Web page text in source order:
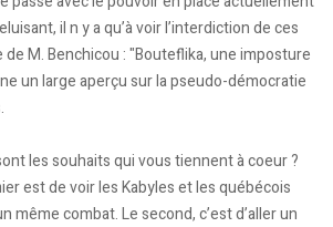
il n y a qu’à voir l’interdiction de ces
M. Benchicou : "Bouteflika, une imposture
un large aperçu sur la pseudo-démocratie
les souhaits qui vous tiennent à coeur ?
est de voir les Kabyles et les québécois
même combat. Le second, c’est d’aller un